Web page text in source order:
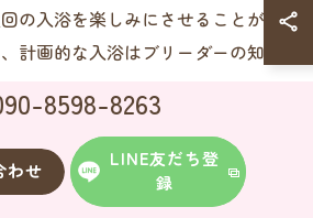
の入浴を楽しみにさせることがで
計画的な入浴はブリーダーの知識
す信頼関係の強化
ッシュショートヘアとの信頼関係
8598-8263
わせ
LINE友だち登
録